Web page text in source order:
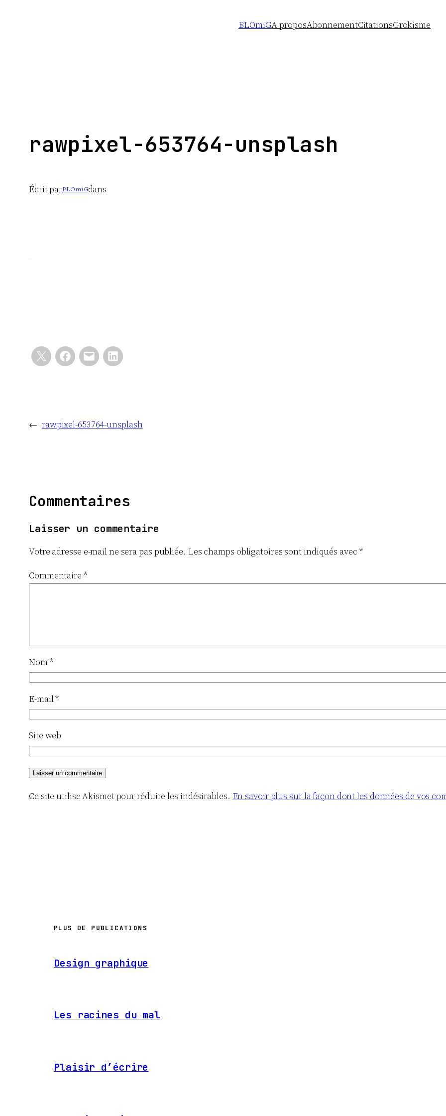
BLOmiGA proposAbonnementCitationsGrokisme
rawpixel-653764-unsplash
Écrit parBLOmiGdans
← rawpixel-653764-unsplash
Commentaires
Laisser un commentaire
Votre adresse e-mail ne sera pas publiée. Les champs obligatoires sont indiqués avec *
Commentaire *
Nom*
E-mail*
Site web
Ce site utilise Akismet pour réduire les indésirables. En savoir plus sur la façon dont les données de vos
PLUS DE PUBLICATIONS
Design graphique
Les racines du mal
Plaisir d’écrire